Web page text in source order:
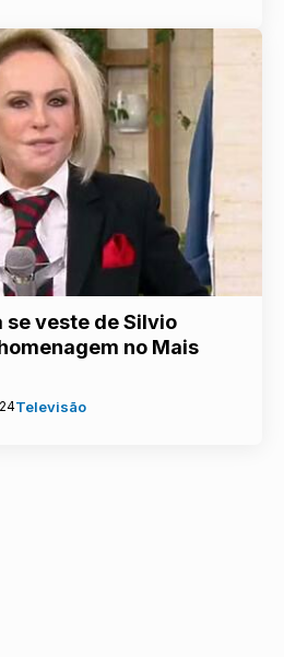
se veste de Silvio
no Mais
Televisão